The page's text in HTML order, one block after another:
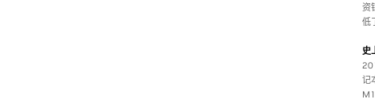
资
低
史
记